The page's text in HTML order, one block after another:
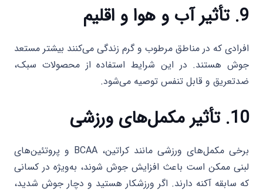
9. تأثیر آب و هوا و اقلیم
افرادی که در مناطق مرطوب و گرم زندگی می‌کنند بیشتر مستعد
جوش هستند. در این شرایط استفاده از محصولات سبک،
ضدتعریق و قابل تنفس توصیه می‌شود.
10. تأثیر مکمل‌های ورزشی
برخی مکمل‌های ورزشی مانند کراتین، BCAA و پروتئین‌های
لبنی ممکن است باعث افزایش جوش شوند، به‌ویژه در کسانی
که سابقه آکنه دارند. اگر ورزشکار هستید و دچار جوش شدید،